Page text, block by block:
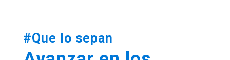
#Que lo sepan